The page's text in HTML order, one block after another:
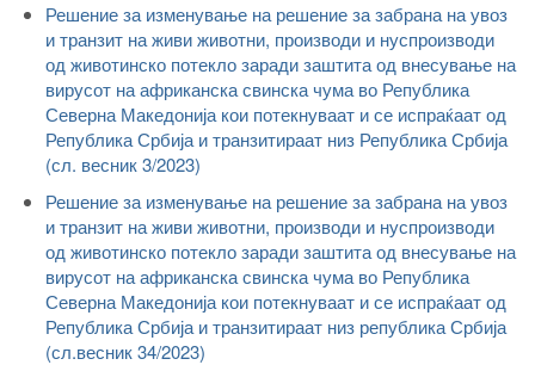
Решение за изменување на решение за забрана на увоз
и транзит на живи животни, производи и нуспроизводи
од животинско потекло заради заштита од внесување на
вирусот на африканска свинска чума во Република
Северна Македонија кои потекнуваат и се испраќаат од
Република Србија и транзитираат низ Република Србија
(сл. весник 3/2023)
Решение за изменување на решение за забрана на увоз
и транзит на живи животни, производи и нуспроизводи
од животинско потекло заради заштита од внесување на
вирусот на африканска свинска чума во Република
Северна Македонија кои потекнуваат и се испраќаат од
Република Србија и транзитираат низ република Србија
(сл.весник 34/2023)